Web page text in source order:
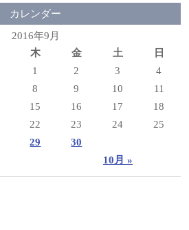
カレンダー
2016年9月
木 金 土 日
10月 »
1 2 3
4
8 9 10
11
15 16 17
18
22 23 24
25
29 30